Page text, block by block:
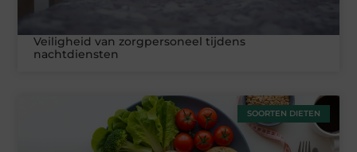
Veiligheid van zorgpersoneel tijdens
nachtdiensten
SOORTEN DIETEN